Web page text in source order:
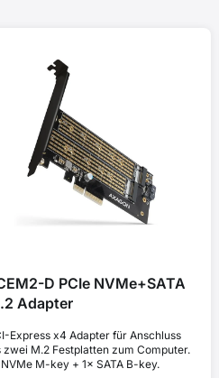
D PCIe NVMe+SATA
Adapter
Express x4 Adapter für Anschluss
zwei M.2 Festplatten zum Computer.
M-key + 1× SATA B-key.